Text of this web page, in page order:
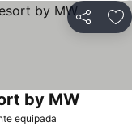
Compartir
equipada
by MW